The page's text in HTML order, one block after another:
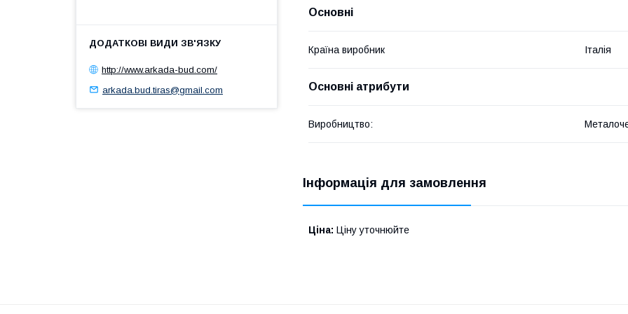
Основні
Країна виробник Італія
Основні атрибути
Виробництво:
Інформація для замовлення
Ціна: Ціну уточнюйте
http://www.arkada-bud.com/
arkada.bud.tiras@gmail.com